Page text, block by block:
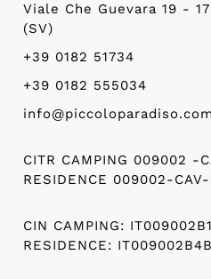
Viale Che Guevara 19 -
(SV)
+39 0182 51734
+39 0182 555034
info@piccoloparadiso.com
CITR CAMPING 009002 -
RESIDENCE 009002-
CIN CAMPING:
RESIDENCE: